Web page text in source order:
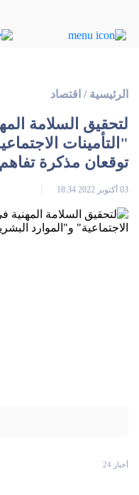
الرئيسية / اقتصاد
لتحقيق السلامة
"التأمينات
توقعان مذكرة تفاهم
03 أكتوبر 2022 18:34
أخبار 24